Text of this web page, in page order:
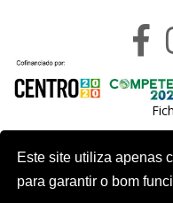
Este site utiliza apenas
para garantir o bom